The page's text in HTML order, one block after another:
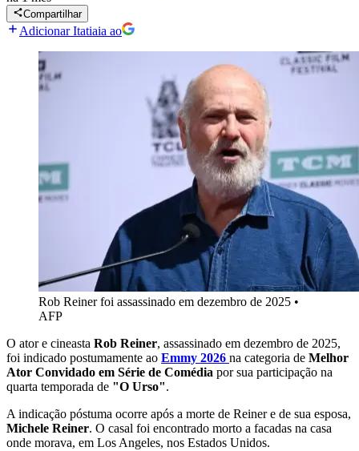
Compartilhar
Adicionar Itatiaia ao
Rob Reiner foi assassinado em dezembro de 2025 •
AFP
O ator e cineasta Rob Reiner, assassinado em dezembro de 2025,
foi indicado postumamente ao Emmy 2026 na categoria de Melhor
Ator Convidado em Série de Comédia por sua participação na
quarta temporada de "O Urso".
A indicação póstuma ocorre após a morte de Reiner e de sua esposa,
Michele Reiner. O casal foi encontrado morto a facadas na casa
onde morava, em Los Angeles, nos Estados Unidos.